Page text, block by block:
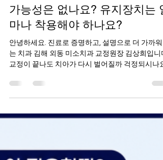
7월 13일
2분 분량
치아 사이가 벌어진 상태로 오래
지냈는데 교정하면 다시 벌어질
가능성은 없나요? 유지장치는
마나 착용해야 하나요?
는 치과 김해 외동 미소치과 교정원장 김상희입니
지지는 않나요?" "교정을 끝내도 유지장치를 계속